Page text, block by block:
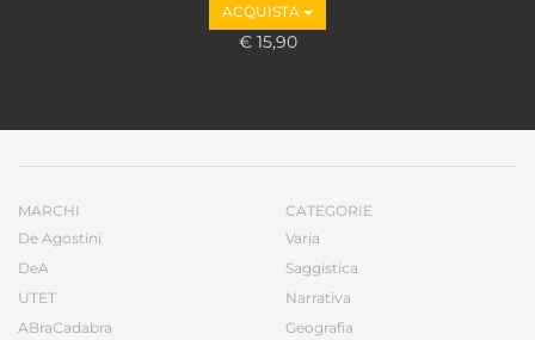
ACQUISTA
€ 15,90
MARCHI
De Agostini
DeA
UTET
ABraCadabra
CATEGORIE
Varia
Saggistica
Narrativa
Geografia